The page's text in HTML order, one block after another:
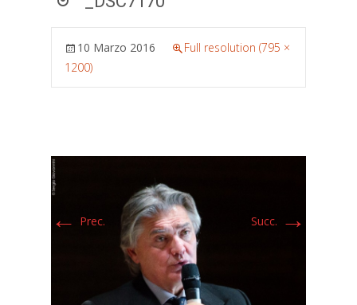
10 Marzo 2016
Full resolution (795 ×
1200)
← Prec. Succ. →